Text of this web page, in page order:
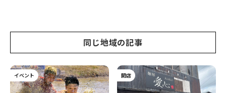
同じ地域の記事
イベント 開店